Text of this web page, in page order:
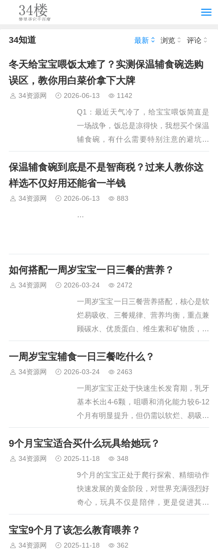
34知道 最新 浏览 评论
冬天给宝宝喂饭太难了？实测保温辅食碗选购
误区，教你用白菜价拿下大牌
34资源网 2026-06-13 1142
Q1：最近天气冷了，给宝宝喂饭简直是
一场战争，饭总是凉得快，我想买个保温
辅食碗，有什么需要特别注意的避坑点
吗？A：太理解了！我也经历过那种一边
吹气一边喂饭的日子。关于保温辅食碗，
我作为踩过坑的过来人，必须给你泼盆冷
保温辅食碗到底是不是智商税？过来人教你这
样选不仅好用还能省一半钱
34资源网 2026-06-13 883
…
如何搭配一周岁宝宝一日三餐的营养？
34资源网 2026-03-24 2472
一周岁宝宝一日三餐营养搭配，核心是软
烂易吸收、三餐规律、营养均衡，重点兼
顾碳水、优质蛋白、维生素和矿物质，贴
合宝宝咀嚼和消化能力，具体搭配原则如
下：…
一周岁宝宝辅食一日三餐吃什么？
34资源网 2026-03-24 2463
一周岁宝宝正处于快速生长发育期，乳牙
基本长出4-6颗，咀嚼和消化能力较6-12
个月有明显提升，但仍需以软烂、易吸收
的辅食为主，同时保证三餐规律、营养均
衡，兼顾蛋白质、碳水、维生素和矿物质
的摄入，为宝宝生长发育提供充足能量。
以下是科学、实用的…
9个月宝宝适合买什么玩具给她玩？
34资源网 2025-11-18 348
9个月的宝宝正处于爬行探索、精细动作
快速发展的黄金阶段，对世界充满强烈好
奇心，玩具不仅是陪伴，更是促进其感
官、运动、认知发展的重要工具。选购时
需紧扣“安全第一、适配发育、趣味互动”
三大原则，下面推荐几类高性价比玩具，
宝宝9个月了该怎么教育喂养？
34资源网 2025-11-18 362